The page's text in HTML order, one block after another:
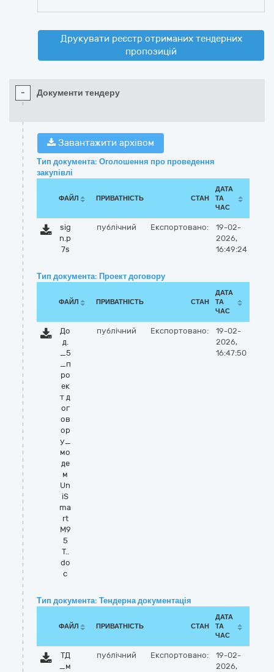
Друкувати реєстр отриманих тендерних
пропозицій
- Документи тендеру
Завантажити архівом
Тип документа: Оголошення про проведення
закупівлі
ФАЙЛ ПРИВАТНІСТЬ СТАН
ДАТА
ТА
ЧАС
sig
n.p
7s
публічний Експортовано:
19-02-
2026,
16:49:24
Тип документа: Проект договору
ФАЙЛ ПРИВАТНІСТЬ СТАН
ДАТА
ТА
ЧАС
До
д.
_5
_п
ро
ек
т д
ог
ов
ор
у_
мо
де
м
Un
iS
ma
rt
M9
5
T..
do
c
публічний Експортовано:
19-02-
2026,
16:47:50
Тип документа: Тендерна документація
ФАЙЛ ПРИВАТНІСТЬ СТАН
ДАТА
ТА
ЧАС
ТД
_м
публічний Експортовано:
19-02-
2026,